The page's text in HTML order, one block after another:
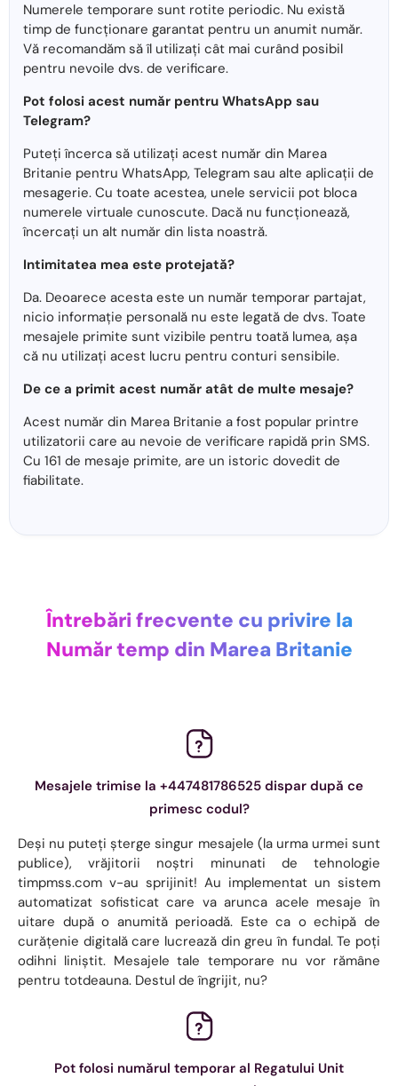
Numerele temporare sunt rotite periodic. Nu există
timp de funcționare garantat pentru un anumit număr.
Vă recomandăm să îl utilizați cât mai curând posibil
pentru nevoile dvs. de verificare.
Pot folosi acest număr pentru WhatsApp sau
Telegram?
Puteți încerca să utilizați acest număr din Marea
Britanie pentru WhatsApp, Telegram sau alte aplicații de
mesagerie. Cu toate acestea, unele servicii pot bloca
numerele virtuale cunoscute. Dacă nu funcționează,
încercați un alt număr din lista noastră.
Intimitatea mea este protejată?
Da. Deoarece acesta este un număr temporar partajat,
nicio informație personală nu este legată de dvs. Toate
mesajele primite sunt vizibile pentru toată lumea, așa
că nu utilizați acest lucru pentru conturi sensibile.
De ce a primit acest număr atât de multe mesaje?
Acest număr din Marea Britanie a fost popular printre
utilizatorii care au nevoie de verificare rapidă prin SMS.
Cu 161 de mesaje primite, are un istoric dovedit de
fiabilitate.
Întrebări frecvente cu privire la
Număr temp din Marea Britanie
Mesajele trimise la +447481786525 dispar după ce
primesc codul?
Deși nu puteți șterge singur mesajele (la urma urmei sunt
publice), vrăjitorii noștri minunati de tehnologie
timpmss.com v-au sprijinit! Au implementat un sistem
automatizat sofisticat care va arunca acele mesaje în
uitare după o anumită perioadă. Este ca o echipă de
curățenie digitală care lucrează din greu în fundal. Te poți
odihni liniștit. Mesajele tale temporare nu vor rămâne
pentru totdeauna. Destul de îngrijit, nu?
Pot folosi numărul temporar al Regatului Unit